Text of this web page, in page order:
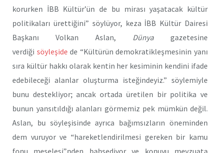
korurken İBB Kültür’ün de bu mirası yaşatacak kültür
politikaları ürettiğini” söylüyor, keza İBB Kültür Dairesi
Başkanı Volkan Aslan, Dünyagazetesine
verdiği söyleşide de “Kültürün demok­ratikleşmesinin yanı
sıra kül­tür hakkı olarak kentin her kesi­minin kendini ifade
edebileceği alanlar oluşturma isteğindeyiz.” söylemiyle
bunu destekliyor; ancak ortada üretilen bir politika ve
bunun yansıtıldığı alanları görmemiz pek mümkün değil.
Aslan, bu söyleşisinde ayrıca bağımsızların öneminden
dem vuruyor ve “hareket­lendirilmesi gereken bir kamu
fonu meselesi”nden bahsediyor ve konuyu mevzuata